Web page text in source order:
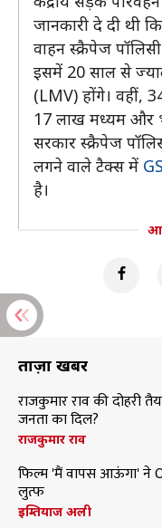
जानकारी दे दी थी
वाहन स्क्रैपेज
इसमें 20 साल से
(LMV) होंगे। वहीं,
17 लाख मध्यम और
सरकार स्क्रैपेज
लगने वाले टैक्स में
है।
ताज़ा खबरें
राजकुमार राव की दोहरी
जनता का दिल?
राजकुमार राव
फिल्म 'मैं वापस आऊंगा' ने
लुत्फ
इम्तियाज अली